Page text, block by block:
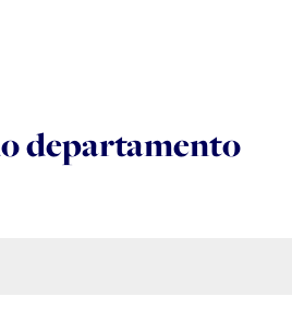
departamento